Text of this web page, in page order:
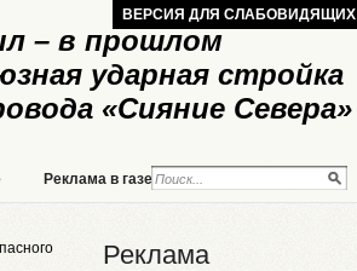
– в прошлом
ударная стройка
«Сияние Севера»
ВЕРСИЯ ДЛЯ СЛАБОВИДЯЩИХ
Реклама в газете Реклама на сайте
Реклама